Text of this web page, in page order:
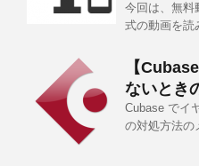
今回は、無料
式の動画を読
【
ないとき
Cubase でイ
の対処方法の